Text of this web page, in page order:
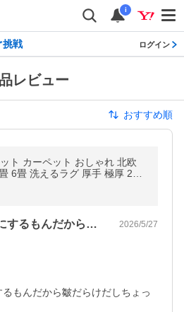
i
戦 ログイン
レビュー
おすすめ順
ト カーペット おしゃれ 北欧
6畳 洗えるラグ 厚手 極厚 200
ラグ 部屋 床
あまりにもクルクルにするもんだから皺だ… 2026/5/27
もんだから皺だらけだしちょっ